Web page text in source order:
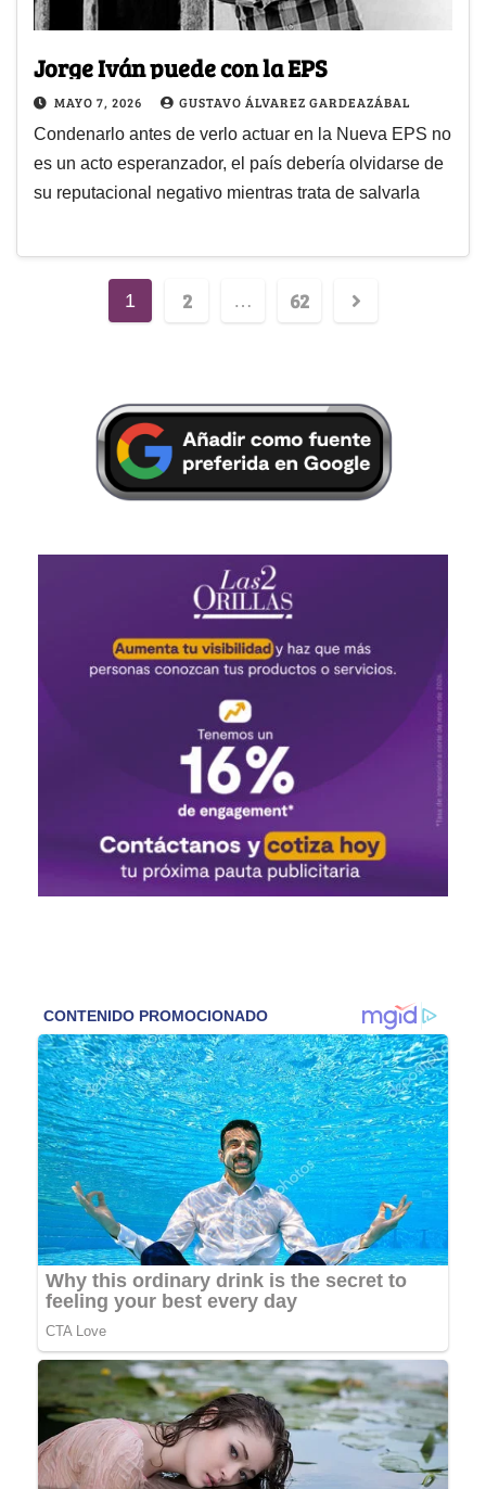
Jorge Iván puede con la EPS
MAYO 7, 2026 GUSTAVO ÁLVAREZ GARDEAZÁBAL
Condenarlo antes de verlo actuar en la Nueva EPS no
es un acto esperanzador, el país debería olvidarse de
su reputacional negativo mientras trata de salvarla
1 2 … 62